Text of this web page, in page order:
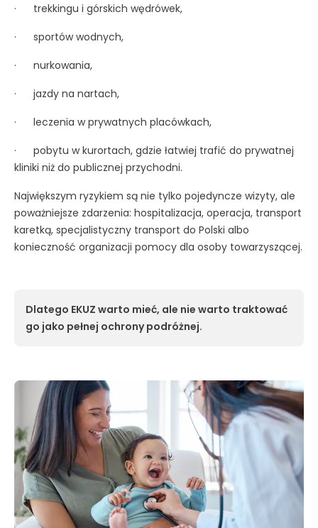
· trekkingu i górskich wędrówek,
· sportów wodnych,
· nurkowania,
· jazdy na nartach,
· leczenia w prywatnych placówkach,
· pobytu w kurortach, gdzie łatwiej trafić do prywatnej
kliniki niż do publicznej przychodni.
Największym ryzykiem są nie tylko pojedyncze wizyty, ale
poważniejsze zdarzenia: hospitalizacja, operacja, transport
karetką, specjalistyczny transport do Polski albo
konieczność organizacji pomocy dla osoby towarzyszącej.
Dlatego EKUZ warto mieć, ale nie warto traktować
go jako pełnej ochrony podróżnej.